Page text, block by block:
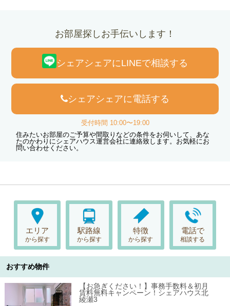
お部屋探しお手伝いします！
シェアシェアにLINEで相談する
シェアシェアに電話する
受付時間 10:00〜19:00
住みたいお部屋のご予算や間取りなどの条件をお伺いして、あな
たのかわりにシェアハウス運営会社に連絡致します。お気軽にお
問い合わせください。
エリア
から探す
駅路線
から探す
特徴
から探す
電話で
相談する
おすすめ物件
【お急ぎください！】事務手数料＆初月
賃料無料キャンペーン！シェアハウス北
綾瀬3